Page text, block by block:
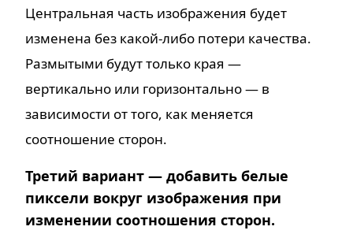
Центральная часть изображения будет
изменена без какой-либо потери качества.
Размытыми будут только края —
вертикально или горизонтально — в
зависимости от того, как меняется
соотношение сторон.
Третий вариант — добавить белые
пиксели вокруг изображения при
изменении соотношения сторон.